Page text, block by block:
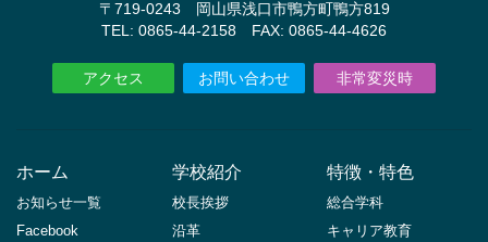
〒719-0243 岡山県浅口市鴨方町鴨方819
TEL: 0865-44-2158 FAX: 0865-44-4626
アクセス お問い合わせ 非常変災時
ホーム
お知らせ一覧
Facebook
学校紹介
校長挨拶
沿革
特徴・特色
総合学科
キャリア教育